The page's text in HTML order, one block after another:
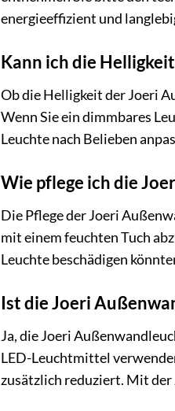
energieeffizient und
Kann ich die
Ob die Helligkeit der Joeri
Wenn Sie ein dimmbares
Leuchte nach Belieben
Wie pflege ich die
Die Pflege der Joeri
mit einem feuchten Tuch
Leuchte beschädigen
Ist die Joeri
Ja, die Joeri
LED-Leuchtmittel
zusätzlich reduziert. Mit der